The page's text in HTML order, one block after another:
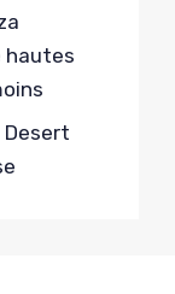
hautes
Desert